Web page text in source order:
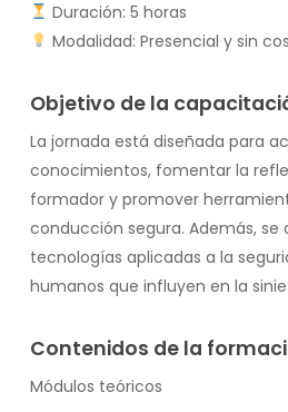
Duración: 5 horas
Modalidad: Presencial y sin
Objetivo de la
La jornada está diseñada para
conocimientos, fomentar la
formador y promover
conducción segura. Además, se
tecnologías aplicadas a la
humanos que influyen en la
Contenidos de la
Módulos teóricos